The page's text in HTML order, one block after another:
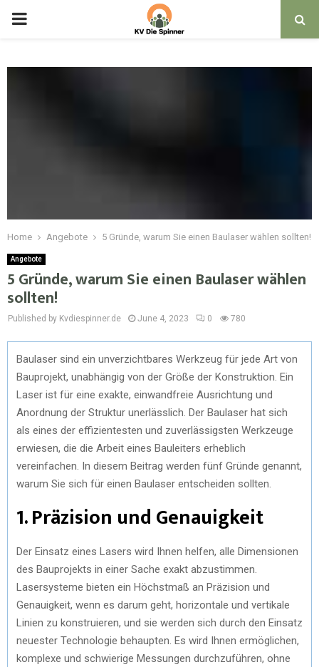
PRIMARY
Home Angebote 5 Gründe, warum Sie einen Baulaser wählen sollten!
Angebote
5 Gründe, warum Sie einen Baulaser wählen
sollten!
Published by Kvdiespinner.de June 4, 2023 0 780
Baulaser sind ein unverzichtbares Werkzeug für jede Art von
Bauprojekt, unabhängig von der Größe der Konstruktion. Ein
Laser ist für eine exakte, einwandfreie Ausrichtung und
Anordnung der Struktur unerlässlich. Der Baulaser hat sich
als eines der effizientesten und zuverlässigsten Werkzeuge
erwiesen, die die Arbeit eines Bauleiters erheblich
vereinfachen. In diesem Beitrag werden fünf Gründe genannt,
warum Sie sich für einen Baulaser entscheiden sollten.
1. Präzision und Genauigkeit
Der Einsatz eines Lasers wird Ihnen helfen, alle Dimensionen
des Bauprojekts in einer Sache exakt abzustimmen.
Lasersysteme bieten ein Höchstmaß an Präzision und
Genauigkeit, wenn es darum geht, horizontale und vertikale
Linien zu konstruieren, und sie werden sich durch den Einsatz
neuester Technologie behaupten. Es wird Ihnen ermöglichen,
komplexe und schwierige Messungen durchzuführen, ohne